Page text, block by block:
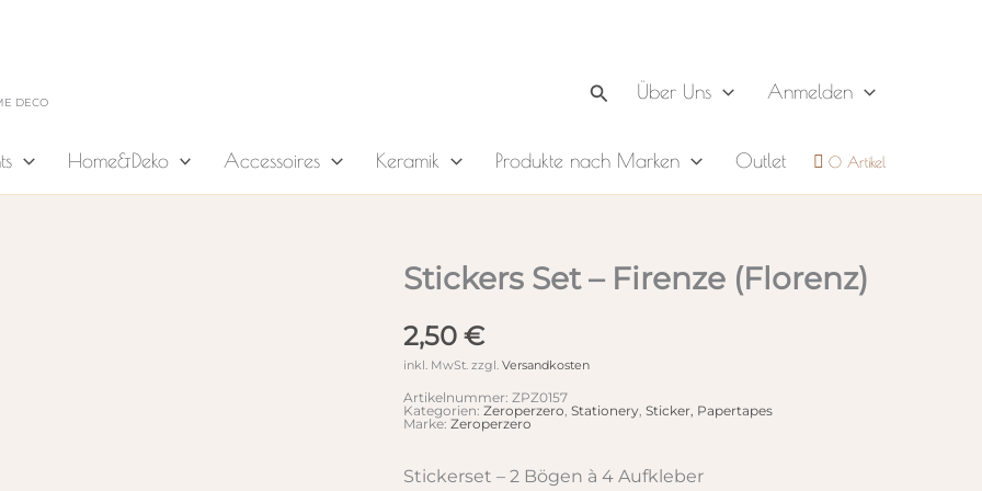
DECO Über Uns Anmelden
Home&Deko Accessoires Keramik Produkte nach Marken Outlet 0 Artikel
Stickers Set – Firenze (Florenz)
2,50 €
inkl. MwSt. zzgl. Versandkosten
Artikelnummer: ZPZ0157
Kategorien: Zeroperzero Stationery Sticker, Papertapes
Marke: Zeroperzero
Stickerset – 2 Bögen à 4 Aufkleber